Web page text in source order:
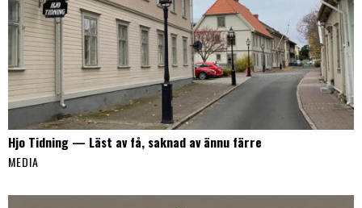
Hjo Tidning — Läst av få, saknad av ännu färre
MEDIA